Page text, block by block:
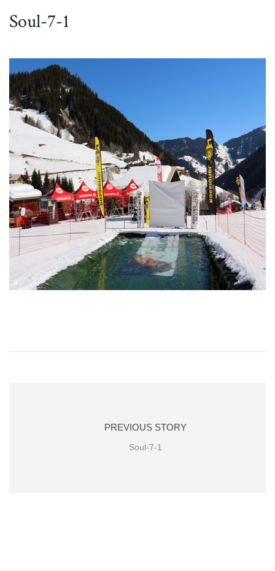
Soul-7-1
PREVIOUS STORY
Soul-7-1